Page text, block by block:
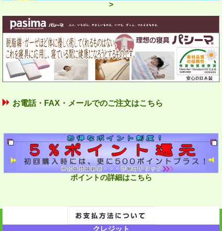
>
お電話・FAX・メールでのご注文はこちら
ポイントの詳細はこちら
クレジット